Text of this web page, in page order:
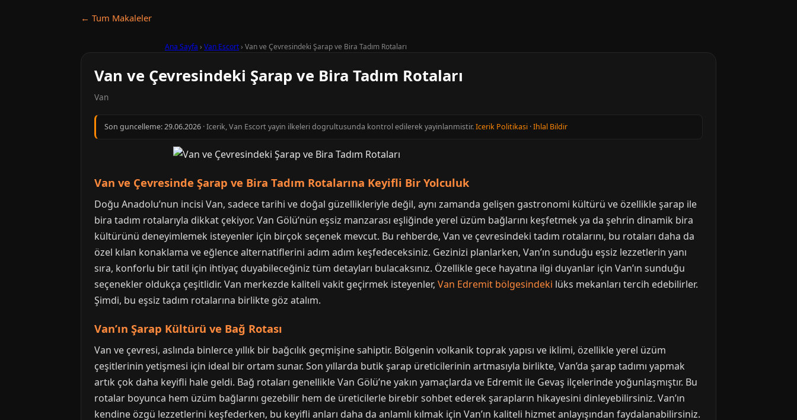
← Tum Makaleler
Ana Sayfa › Van Escort› Van ve Çevresindeki Şarap ve Bira Tadım Rotaları
Van ve Çevresindeki Şarap ve Bira Tadım Rotaları
Van
Son guncelleme:29.06.2026 · Icerik, Van Escort yayin ilkeleri dogrultusunda kontrol edilerek yayinlanmistir.Icerik Politikasi ·Ihlal Bildir
Van ve Çevresinde Şarap ve Bira Tadım Rotalarına Keyifli Bir Yolculuk
Doğu Anadolu’nun incisi Van, sadece tarihi ve doğal güzellikleriyle değil, aynı zamanda gelişen gastronomi kültürü ve özellikle şarap ile
bira tadım rotalarıyla dikkat çekiyor. Van Gölü’nün eşsiz manzarası eşliğinde yerel üzüm bağlarını keşfetmek ya da şehrin dinamik bira
kültürünü deneyimlemek isteyenler için birçok seçenek mevcut. Bu rehberde, Van ve çevresindeki tadım rotalarını, bu rotaları daha da
özel kılan konaklama ve eğlence alternatiflerini adım adım keşfedeceksiniz. Gezinizi planlarken, Van’ın sunduğu eşsiz lezzetlerin yanı
sıra, konforlu bir tatil için ihtiyaç duyabileceğiniz tüm detayları bulacaksınız. Özellikle gece hayatına ilgi duyanlar için Van’ın sunduğu
seçenekler oldukça çeşitlidir. Van merkezde kaliteli vakit geçirmek isteyenler, Van Edremit bölgesindeki lüks mekanları tercih edebilirler.
Şimdi, bu eşsiz tadım rotalarına birlikte göz atalım.
Van’ın Şarap Kültürü ve Bağ Rotası
Van ve çevresi, aslında binlerce yıllık bir bağcılık geçmişine sahiptir. Bölgenin volkanik toprak yapısı ve iklimi, özellikle yerel üzüm
çeşitlerinin yetişmesi için ideal bir ortam sunar. Son yıllarda butik şarap üreticilerinin artmasıyla birlikte, Van’da şarap tadımı yapmak
artık çok daha keyifli hale geldi. Bağ rotaları genellikle Van Gölü’ne yakın yamaçlarda ve Edremit ile Gevaş ilçelerinde yoğunlaşmıştır. Bu
rotalar boyunca hem üzüm bağlarını gezebilir hem de üreticilerle birebir sohbet ederek şarapların hikayesini dinleyebilirsiniz. Van’ın
kendine özgü lezzetlerini keşfederken, bu keyifli anları daha da anlamlı kılmak için Van’ın kaliteli hizmet anlayışından faydalanabilirsiniz.